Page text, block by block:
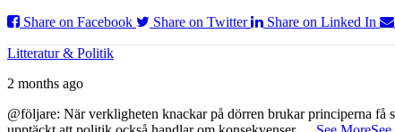
Share on Facebook
Share on Twitter Share on Linked In
Litteratur & Politik
2 months ago
@följare: När verkligheten knackar på dörren brukar principerna få